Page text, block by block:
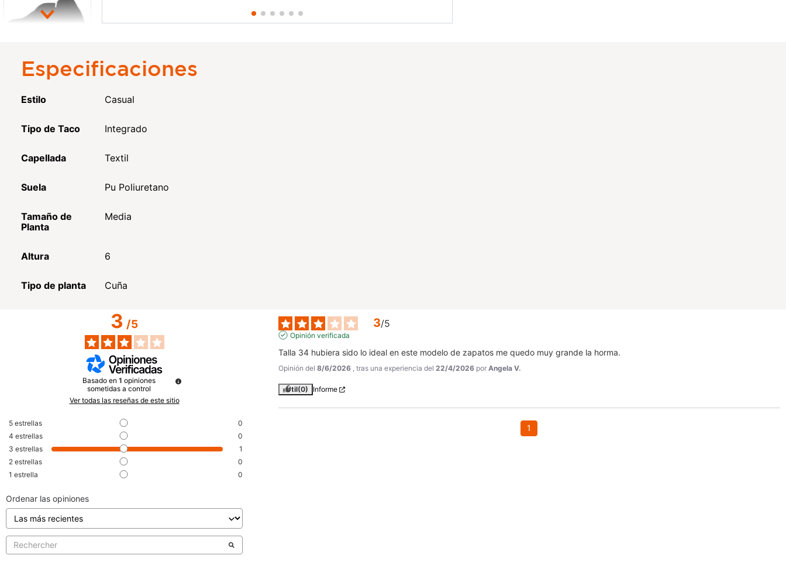
Especificaciones
Estilo Casual
Tipo de Taco Integrado
Capellada Textil
Suela Pu Poliuretano
Tamaño de
Planta
Media
Altura 6
Tipo de planta Cuña
3/5
Basado en1 opiniones
sometidas a control
Ver todas las reseñas de este sitio
5 estrellas
0
4 estrellas
0
3 estrellas
1
2 estrellas
0
1 estrella 0
Ordenar las opiniones
3/5
Opinión verificada
Talla 34 hubiera sido lo ideal en este modelo de zapatos me quedo muy grande la horma.
Opinión del8/6/2026 , tras una experiencia del22/4/2026 porAngela V.
Útil(0) Informe
1